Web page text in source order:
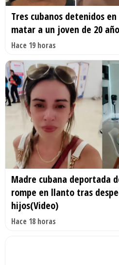
Tres cubanos detenidos
matar a un joven de 20
Hace 19 horas
Madre cubana deportada
rompe en llanto tras
hijos(Video)
Hace 18 horas